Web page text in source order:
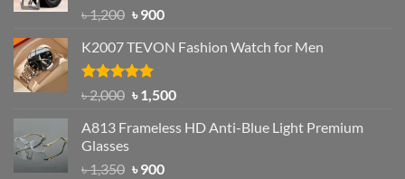
Rated5.00
out of 5
৳1,200 Original
was:
৳ 1,200.
৳900Current
is:
K2007 TEVON Fashion Watch for Men
Rated4.93
out of 5
৳2,000 Original
was:
৳1,500Current
is:
A813 Frameless HD Anti-Blue Light Premium
Glasses
৳1,350 Original
৳900Current